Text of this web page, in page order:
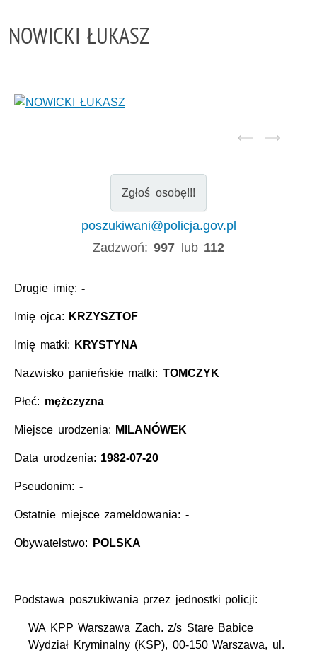
NOWICKI ŁUKASZ
Zgłoś osobę!!!
poszukiwani@policja.gov.pl
Zadzwoń:997 lub 112
Drugie imię:-
Imię ojca: KRZYSZTOF
Imię matki: KRYSTYNA
Nazwisko panieńskie matki: TOMCZYK
Płeć: mężczyzna
Miejsce urodzenia: MILANÓWEK
Data urodzenia: 1982-07-20
Pseudonim: -
Ostatnie miejsce zameldowania: -
Obywatelstwo: POLSKA
Podstawa poszukiwania przez jednostki policji:
WA KPP Warszawa Zach. z/s Stare Babice
Wydział Kryminalny (KSP), 00-150 Warszawa, ul.